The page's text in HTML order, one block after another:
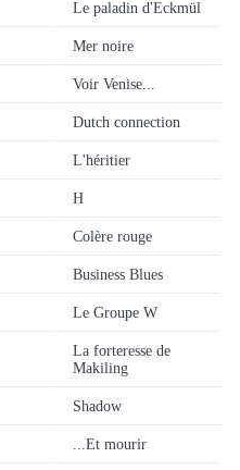
Le paladin d'Eckmül
Mer noire
Voir Venise...
Dutch connection
L'héritier
H
Colère rouge
Business Blues
Le Groupe W
La forteresse de
Makiling
Shadow
...Et mourir